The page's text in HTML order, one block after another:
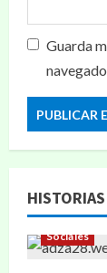
Guarda
Sociales